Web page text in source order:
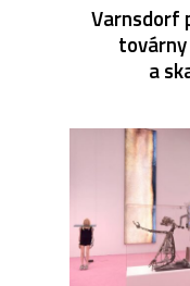
Varnsdorf
a